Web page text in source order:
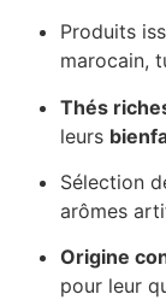
Produits
marocain,
Thés
leurs
Sélection
arômes
Origine
pour leur